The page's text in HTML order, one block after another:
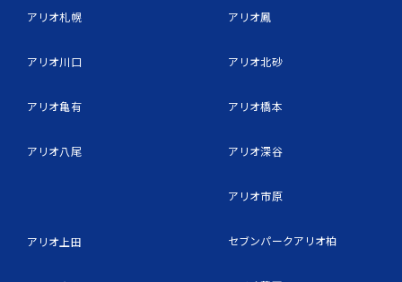
アリオ札幌
アリオ川口
アリオ亀有
アリオ八尾
アリオ上田
アリオ鳳
アリオ北砂
アリオ橋本
アリオ深谷
アリオ市原
セブンパークアリオ柏